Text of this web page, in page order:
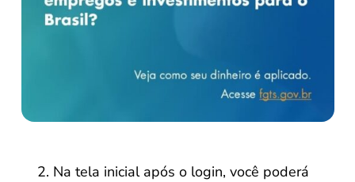
Na tela inicial após o login, você poderá